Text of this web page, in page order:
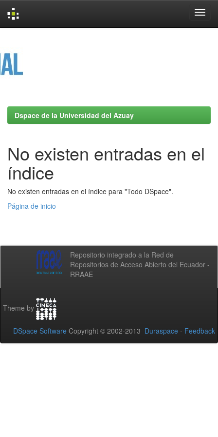
Dspace de la Universidad del Azuay
No existen entradas en el
índice
No existen entradas en el índice para "Todo DSpace".
Página de inicio
Repositorio integrado a la Red de
Repositorios de Acceso Abierto del Ecuador -
RRAAE
Theme by
DSpace Software Copyright © 2002-2013 Duraspace - Feedback